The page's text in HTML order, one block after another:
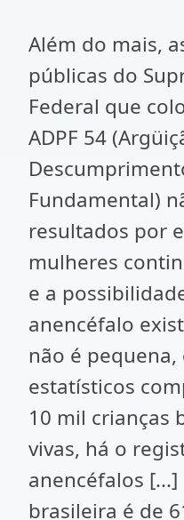
Além do mais,
públicas do
Federal que
ADPF 54
Fundamental)
resultados por
mulheres
e a
anencéfalo
não é
estatísticos
10 mil crianças
vivas, há o
anencéfalos
brasileira é de